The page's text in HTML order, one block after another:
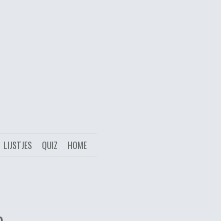
HOME
QUIZ
LIJSTJES